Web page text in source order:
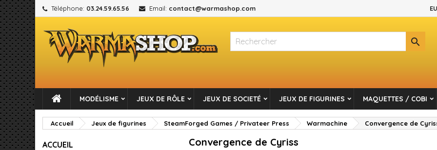
Téléphone: 03.24.59.65.56 Email: contact@warmashop.com

MODÉLISME JEUX DE RÔLE JEUX DE SOCIETÉ JEUX DE FIGURINES MAQUETTES / COBI
Accueil Jeux de figurines SteamForged Games / Privateer Press Warmachine Convergence de
ACCUEIL Convergence de Cyriss
Mes listes d'envies
add_circle_outline Créer une nouvelle liste
((modalTitle))
((confirmMessage))
Créer une liste d'envies
Connexion
Vous devez être connecté pour ajouter des produits à votre liste